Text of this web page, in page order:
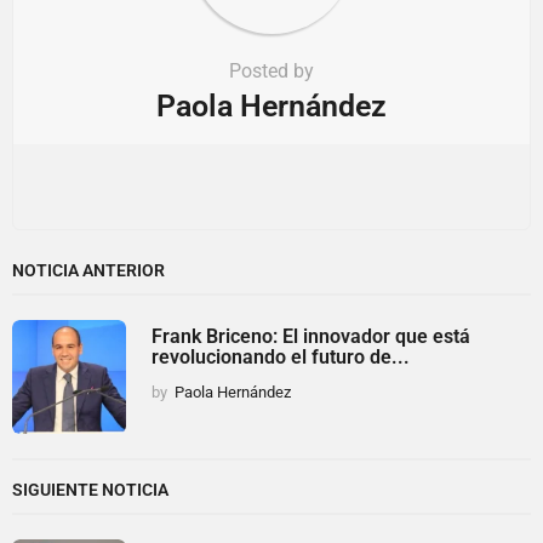
Posted by
Paola Hernández
NOTICIA ANTERIOR
Frank Briceno: El innovador que está
revolucionando el futuro de...
by Paola Hernández
SIGUIENTE NOTICIA